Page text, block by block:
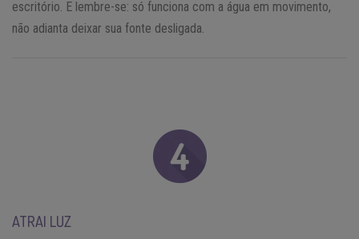
escritório. E lembre-se: só funciona com a água em movimento,
não adianta deixar sua fonte desligada.
ATRAI LUZ